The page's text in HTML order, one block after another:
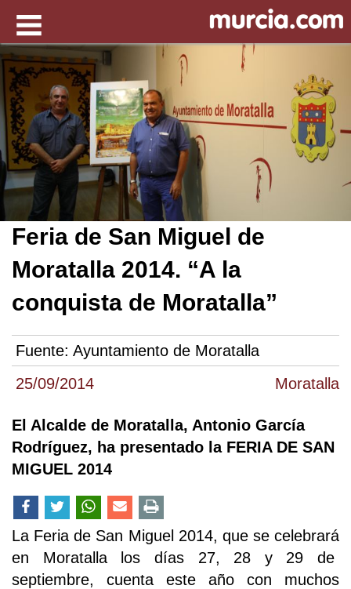
25/09/2014 Moratalla
Feria de San Miguel de
Moratalla 2014. “A la
conquista de Moratalla”
Fuente: Ayuntamiento de Moratalla
El Alcalde de Moratalla, Antonio García
Rodríguez, ha presentado la FERIA DE SAN
MIGUEL 2014
La Feria de San Miguel 2014, que se celebrará
en Moratalla los días 27, 28 y 29 de
septiembre, cuenta este año con muchos